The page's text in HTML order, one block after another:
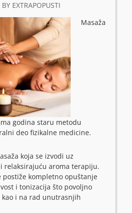
BY EXTRAPOPUSTI
Masaža
godina staru metodu
deo fizikalne medicine.
koja se izvodi uz
relaksirajuću aroma terapiju.
postiže kompletno opuštanje
i tonizacija što povoljno
i na rad unutrasnjih